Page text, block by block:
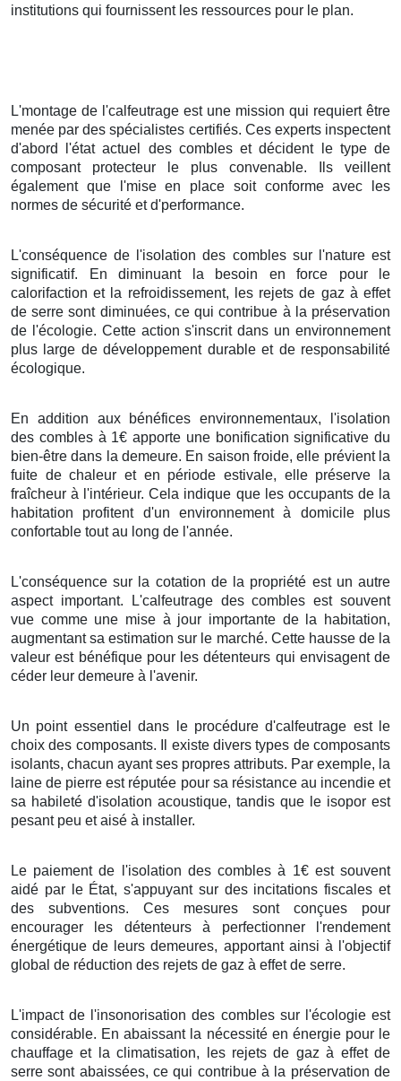
institutions qui fournissent les ressources pour le plan.
L'montage de l'calfeutrage est une mission qui requiert être
menée par des spécialistes certifiés. Ces experts inspectent
d'abord l'état actuel des combles et décident le type de
composant protecteur le plus convenable. Ils veillent
également que l'mise en place soit conforme avec les
normes de sécurité et d'performance.
L'conséquence de l'isolation des combles sur l'nature est
significatif. En diminuant la besoin en force pour le
calorifaction et la refroidissement, les rejets de gaz à effet
de serre sont diminuées, ce qui contribue à la préservation
de l'écologie. Cette action s'inscrit dans un environnement
plus large de développement durable et de responsabilité
écologique.
En addition aux bénéfices environnementaux, l'isolation
des combles à 1€ apporte une bonification significative du
bien-être dans la demeure. En saison froide, elle prévient la
fuite de chaleur et en période estivale, elle préserve la
fraîcheur à l'intérieur. Cela indique que les occupants de la
habitation profitent d'un environnement à domicile plus
confortable tout au long de l'année.
L'conséquence sur la cotation de la propriété est un autre
aspect important. L'calfeutrage des combles est souvent
vue comme une mise à jour importante de la habitation,
augmentant sa estimation sur le marché. Cette hausse de la
valeur est bénéfique pour les détenteurs qui envisagent de
céder leur demeure à l'avenir.
Un point essentiel dans le procédure d'calfeutrage est le
choix des composants. Il existe divers types de composants
isolants, chacun ayant ses propres attributs. Par exemple, la
laine de pierre est réputée pour sa résistance au incendie et
sa habileté d'isolation acoustique, tandis que le isopor est
pesant peu et aisé à installer.
Le paiement de l'isolation des combles à 1€ est souvent
aidé par le État, s'appuyant sur des incitations fiscales et
des subventions. Ces mesures sont conçues pour
encourager les détenteurs à perfectionner l'rendement
énergétique de leurs demeures, apportant ainsi à l'objectif
global de réduction des rejets de gaz à effet de serre.
L'impact de l'insonorisation des combles sur l'écologie est
considérable. En abaissant la nécessité en énergie pour le
chauffage et la climatisation, les rejets de gaz à effet de
serre sont abaissées, ce qui contribue à la préservation de